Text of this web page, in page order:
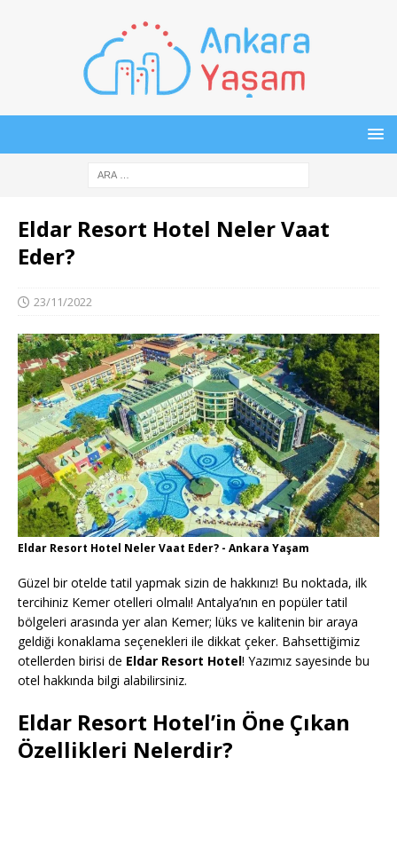
Eldar Resort Hotel Neler Vaat
Eder?
23/11/2022
Eldar Resort Hotel Neler Vaat Eder? - Ankara Yaşam
Güzel bir otelde tatil yapmak sizin de hakkınız! Bu noktada, ilk
tercihiniz Kemer otelleri olmalı! Antalya’nın en popüler tatil
bölgeleri arasında yer alan Kemer; lüks ve kalitenin bir araya
geldiği konaklama seçenekleri ile dikkat çeker. Bahsettiğimiz
otellerden birisi de Eldar Resort Hotel! Yazımız sayesinde bu
otel hakkında bilgi alabilirsiniz.
Eldar Resort Hotel’in Öne Çıkan
Özellikleri Nelerdir?